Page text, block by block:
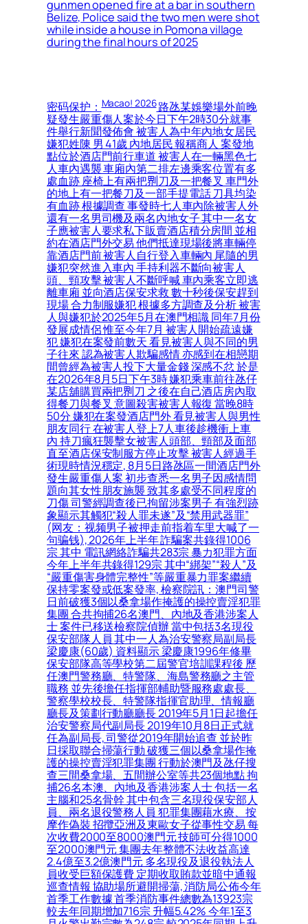
gunmen opened fire at a bar in southern
Belize, Police said the two men were shot
while inside a house in Pomona village
during the final hours of 2025
密码保护：Macao! 2026路氹某娛樂場外前晚
疑發生嚴重傷人案於今日下午2時30分就事
件舉行新聞發佈會 被害人為中年內地女居民
嫌犯姓陳 男 41歲 內地居民 報稱商人 案發地
點位於酒店門前行車道 被害人在一輛黑色七
人車內遇襲 車廂內第二排左邊乘客位置有多
處血跡 座椅上有兩把𠝹刀及一把餐叉 車門外
的地上有一把餐刀及一部手提電話 刀具均染
有血跡 根據調查 事發時七人車內除被害人外
還有一名男司機及兩名內地女子 其中一名女
子應被害人要求私下販賣酒店積分房間 並相
約在酒店門外交易 他們抵達現場後將車輛停
靠酒店門前 被害人自行登入車輛內 尾隨的男
嫌犯突然進入車內 手持利器不斷向被害人
頭、頸攻擊 被害人不斷呼喊 車內乘客立即逃
離車廂 並向酒店保安求救 數十秒後保安趕到
現場 合力制服嫌犯 根據多方調查及分析 被害
人與嫌犯於2025年5月在澳門相識 同年7月份
發展成情侶 惟至今年7月 被害人開始疏遠嫌
犯 嫌犯在案發前數天 看見被害人與不同的男
子往來 認為被害人欺騙感情 亦感到在相戀期
間曾經為被害人投下大量金錢 深感不忿 於是
在2026年8月5日下午3時 嫌犯乘車前往氹仔
某店舖購買兩把𠝹刀 之後在自己酒店房內取
得餐刀與餐叉 意圖殺害被害人報復 當晚8時
50分 嫌犯在案發酒店門外 看見被害人與男性
朋友同行 在被害人登上7人車後趁機衝上車
內 持刀瘋狂襲擊女被害人頭部、頸部及面部
直至酒店保安制服方停止攻擊 被害人經過手
術現時情況穩定, 8月5日路氹區一間酒店門外
發生嚴重傷人案 初步查悉一名男子因感情問
題向其女性朋友施襲 致其多處受不同程度的
刀傷 司警經調查後已拘留涉案男子 有強烈跡
象顯示其觸犯“殺人罪未遂”及“禁用武器罪”
(网友：视频男子被押走前指着车里大喊了一
句骗钱), 2026年上半年 詐騙案共錄得1006
宗 其中 電訊網絡詐騙共283宗 暴力犯罪方面
今年上半年共錄得129宗 其中“綁架”“殺人”及
“嚴重傷害身體完整性”等嚴重暴力罪案繼續
保持零案發或低案發率, 檢察院訊：澳門司警
日前破獲3個以桑拿場作掩護的操控賣淫犯罪
集團 合共拘捕26名澳門、內地及香港涉案人
士 案件已移送檢察院偵辦 當中包括3名現役
保安部隊人員 其中一人為治安警察局副局長
梁慶康(60歲) 資料顯示 梁慶康1996年修畢
保安部隊高等學校第二屆警官培訓課程後 歷
任澳門警務廳、特警隊、海島警務廳之主管
職務 並先後擔任指揮部輔助暨服務處處長、
警察學校校長、特警隊指揮官助理、情報廳
廳長及策劃行動廳廳長 2019年5月1日起擔任
治安警察局代副局長 2019年10月8日正式就
任為副局長, 司警從2019年開始追查 並於昨
日採取聯合掃蕩行動 破獲三個以桑拿場作掩
護的操控賣淫犯罪集團 行動於澳門及氹仔搜
查三間桑拿場、五間辦公室等共23個地點 拘
捕26名本澳、內地及香港涉案人士 包括一名
主腦和25名骨幹 其中包含三名現役保安部人
員、兩名退役警務人員 犯罪集團藉水療、按
摩作偽裝 招攬亞洲及東歐女子從事性交易 每
次收費2000至8000澳門元 技師可分得1000
至2000澳門元 集團去年整體不法收益高達
2.4億至3.2億澳門元 多名現役及退役執法人
員收受巨額保護費 定期收取賄款並暗中通報
巡查情報 協助場所避開掃蕩, 消防局公佈今年
首季工作數據 首季消防事件總數為13923宗
較去年同期增加716宗 升幅5.42% 今年1至3